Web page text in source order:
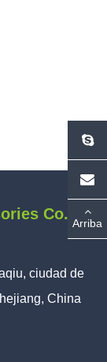
Co.,
ciudad de
China
Arriba